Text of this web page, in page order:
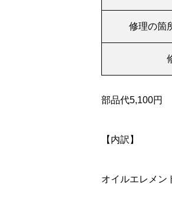
修理の箇
部品代5,100円
【内訳】
オイルエレメン